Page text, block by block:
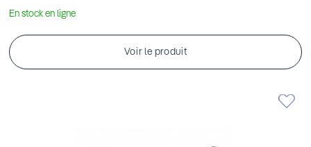
En stock en ligne
Voir le produit